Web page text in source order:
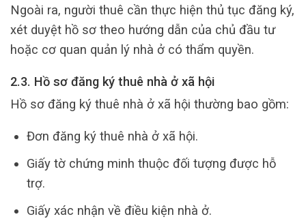
Ngoài ra, người thuê cần thực hiện thủ tục đăng ký,
xét duyệt hồ sơ theo hướng dẫn của chủ đầu tư
hoặc cơ quan quản lý nhà ở có thẩm quyền.
2.3. Hồ sơ đăng ký thuê nhà ở xã hội
Hồ sơ đăng ký thuê nhà ở xã hội thường bao gồm:
Đơn đăng ký thuê nhà ở xã hội.
Giấy tờ chứng minh thuộc đối tượng được hỗ
trợ.
Giấy xác nhận về điều kiện nhà ở.